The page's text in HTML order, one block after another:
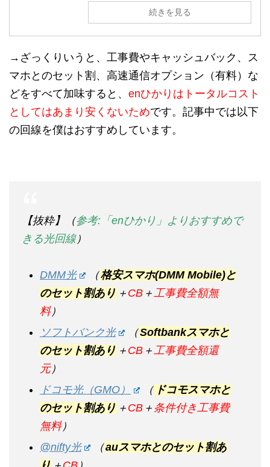
続きを見る
→ざっくりいうと、工事費やキャッシュバック、ス
マホとのセット割、高速通信オプション（有料）な
どをすべて加味すると、 enひかりはトータルコスト
としてはあまり安くないためです。記事中では以下
の回線を僕はおすすめしています。
【抜粋】（参考:「enひかり」よりおすすめで
きる光回線）
DMM光 （格安スマホ(DMM Mobile)と
のセット割あり ＋ CB ＋ 工事費全額無
料）
ソフトバンク光
（Softbankスマホと
のセット割あり ＋ CB ＋ 工事費全額還
元）
ドコモ光（GMO）
（ ドコモスマホと
のセット割あり ＋ CB ＋ 条件付き工事費
無料）
@nifty光
（auスマホとのセット割あ